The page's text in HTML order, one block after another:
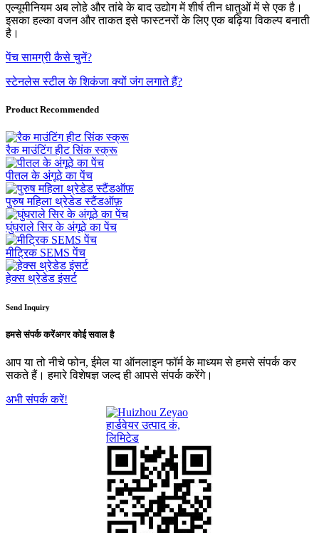
एल्यूमीनियम अब लोहे और तांबे के बाद उद्योग में शीर्ष तीन धातुओं में से एक है।
इसका हल्का वजन और ताकत इसे फास्टनरों के लिए एक बढ़िया विकल्प बनाती
है।
पेंच सामग्री कैसे चुनें?
स्टेनलेस स्टील के शिकंजा क्यों जंग लगाते हैं?
Product Recommended
रैक माउंटिंग हीट सिंक स्क्रू
पीतल के अंगूठे का पेंच
पुरुष महिला थ्रेडेड स्टैंडऑफ़
घुंघराले सिर के अंगूठे का पेंच
मीट्रिक SEMS पेंच
हेक्स थ्रेडेड इंसर्ट
Send Inquiry
हमसे संपर्क करेंअगर कोई सवाल है
आप या तो नीचे फोन, ईमेल या ऑनलाइन फॉर्म के माध्यम से हमसे संपर्क कर
सकते हैं। हमारे विशेषज्ञ जल्द ही आपसे संपर्क करेंगे।
अभी संपर्क करें!